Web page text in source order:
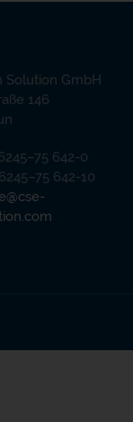
Solution GmbH
146
642-0
642-10